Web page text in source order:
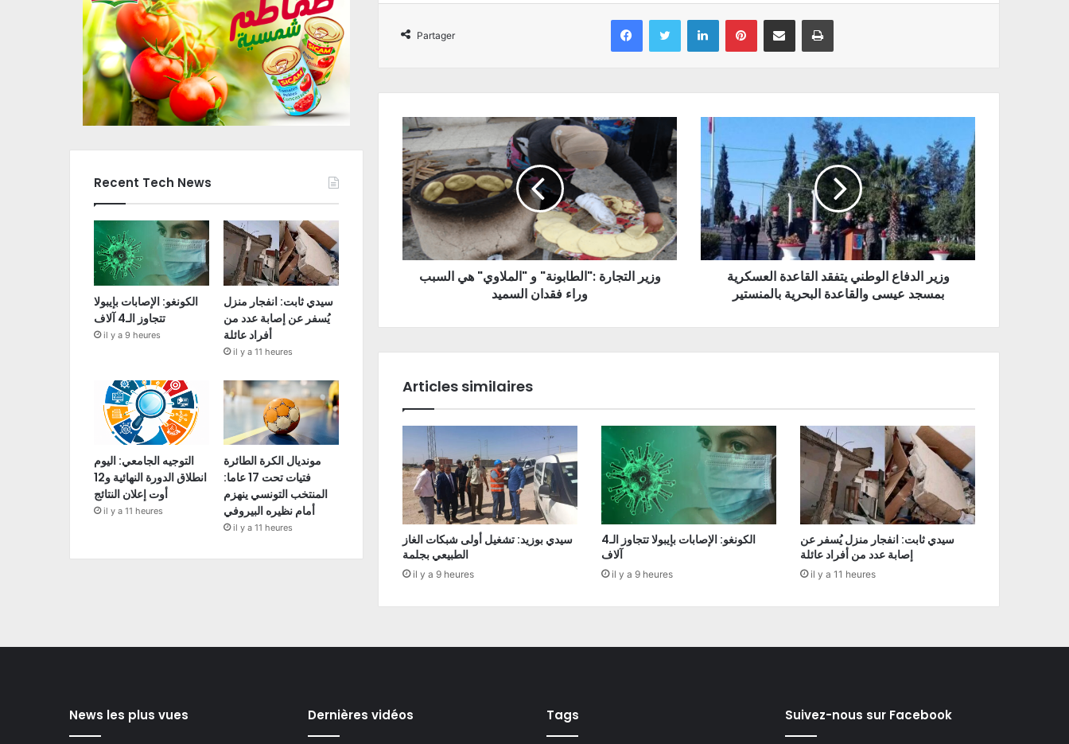
Partager
Facebook Twitter Linkedin Pinterest Partager par email Imprimer
وزير التجارة :"الطابونة" و "الملاوي" هي السبب
وراء فقدان السميد
وزير الدفاع الوطني يتفقد القاعدة العسكرية
بمسجد عيسى والقاعدة البحرية بالمنستير
Articles similaires
سيدي بوزيد: تشغيل أولى شبكات الغاز
الطبيعي بجلمة
il y a 9 heures
الكونغو: الإصابات بإيبولا تتجاوز الـ4
آلاف
il y a 9 heures
سيدي ثابت: انفجار منزل يُسفر عن
إصابة عدد من أفراد عائلة
il y a 11 heures
Recent Tech News
الكونغو: الإصابات بإيبولا
تتجاوز الـ4 آلاف
il y a 9 heures
سيدي ثابت: انفجار منزل
يُسفر عن إصابة عدد من
أفراد عائلة
il y a 11 heures
التوجيه الجامعي: اليوم
انطلاق الدورة النهائية و12
أوت إعلان النتائج
il y a 11 heures
مونديال الكرة الطائرة
فتيات تحت 17 عاما:
المنتخب التونسي ينهزم
أمام نظيره البيروفي
il y a 11 heures
News les plus vues Dernières vidéos Tags Suivez-nous sur Facebook